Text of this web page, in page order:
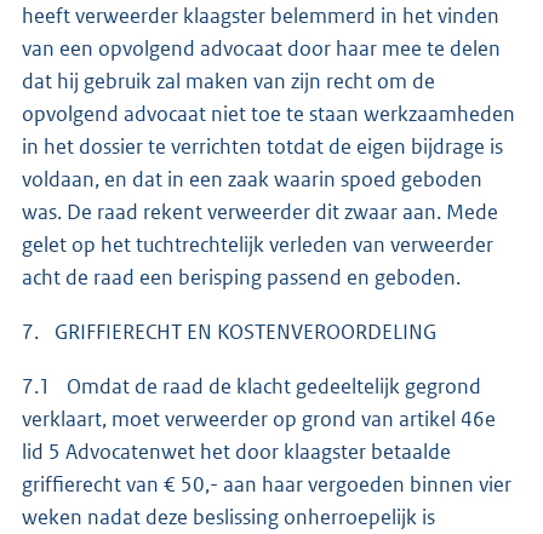
heeft verweerder klaagster belemmerd in het vinden
van een opvolgend advocaat door haar mee te delen
dat hij gebruik zal maken van zijn recht om de
opvolgend advocaat niet toe te staan werkzaamheden
in het dossier te verrichten totdat de eigen bijdrage is
voldaan, en dat in een zaak waarin spoed geboden
was. De raad rekent verweerder dit zwaar aan. Mede
gelet op het tuchtrechtelijk verleden van verweerder
acht de raad een berisping passend en geboden.
7. GRIFFIERECHT EN KOSTENVEROORDELING
7.1 Omdat de raad de klacht gedeeltelijk gegrond
verklaart, moet verweerder op grond van artikel 46e
lid 5 Advocatenwet het door klaagster betaalde
griffierecht van € 50,- aan haar vergoeden binnen vier
weken nadat deze beslissing onherroepelijk is